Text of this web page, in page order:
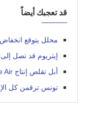
قد تعجبك أيضاً
محلل يتوقع انخفاض سعر البيتكوين إلى
إيثريوم قد تصل إلى 5000 دولار بحلول 1 أغسطس – توقعات محللين
أبل تقلص إنتاج iPhone Air بنسبة 80% بعد فشل التوقعات
تونس ترقمن كل الإجراءات الديوانية